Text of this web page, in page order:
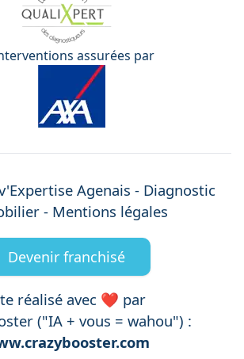
assurées par
Agenais - Diagnostic
- Mentions légales
Devenir franchisé
réalisé avec ❤️ par
("IA + vous = wahou") :